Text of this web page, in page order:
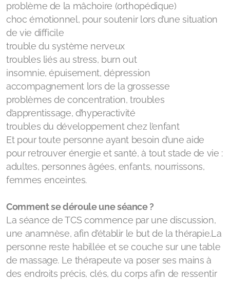
problème de la mâchoire (orthopédique)
choc émotionnel, pour soutenir lors d’une situation
de vie difficile
trouble du système nerveux
troubles liés au stress, burn out
insomnie, épuisement, dépression
accompagnement lors de la grossesse
problèmes de concentration, troubles
d’apprentissage, d’hyperactivité
troubles du développement chez l’enfant
Et pour toute personne ayant besoin d’une aide
pour retrouver énergie et santé, à tout stade de vie :
adultes, personnes âgées, enfants, nourrissons,
femmes enceintes.
Comment se déroule une séance ?
La séance de TCS commence par une discussion,
une anamnèse, afin d’établir le but de la thérapie.La
personne reste habillée et se couche sur une table
de massage. Le thérapeute va poser ses mains à
des endroits précis, clés, du corps afin de ressentir